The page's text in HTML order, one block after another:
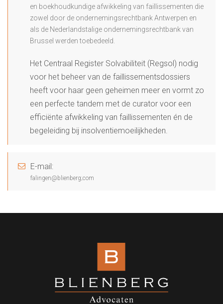
en boekhoudkundige afwikkeling van faillissementen die
zowel door de ondernemingsrechtbank Antwerpen en
als de Nederlandstalige ondernemingsrechtbank van
Brussel werden toebedeeld.
Het Centraal Register Solvabiliteit (Regsol) nodig
voor het beheer van de faillissementsdossiers
heeft voor haar geen geheimen meer en vormt zo
een perfecte tandem met de curator voor een
efficiënte afwikkeling van faillissementen én de
begeleiding bij insolventiemoeilijkheden.
E-mail:
falingen@blienberg;com